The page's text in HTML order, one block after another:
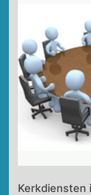
Kerkdiensten